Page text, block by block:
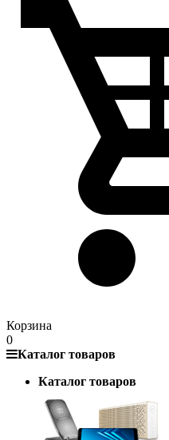
Корзина
0
Каталог товаров
Каталог товаров